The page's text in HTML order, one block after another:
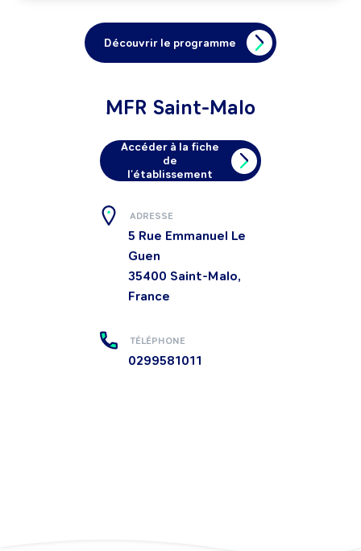
Découvrir le programme
MFR Saint-Malo
Accéder à la fiche
de
l'établissement
ADRESSE
5 Rue Emmanuel Le
Guen
35400 Saint-Malo,
France
TÉLÉPHONE
0299581011